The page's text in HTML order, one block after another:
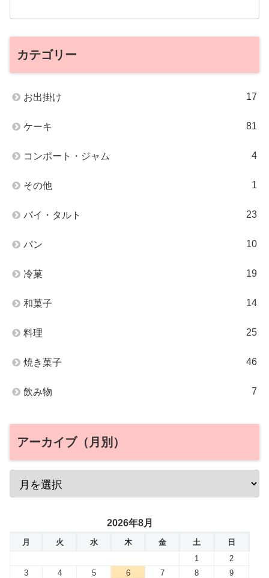
カテゴリー
お出掛け 17
ケーキ 81
コンポート・ジャム 4
その他 1
パイ・タルト 23
パン 10
冷菓 19
和菓子 14
料理 25
焼き菓子 46
飲み物 7
アーカイブ（月別）
2026年8月
月 火 水 木 金 土
日
1
2
3
4 5 6 7 8
9